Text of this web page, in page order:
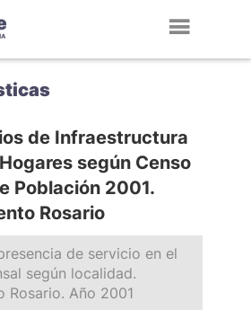
de Infraestructura
según Censo
Población 2001.
Rosario
de servicio en el
según localidad.
Rosario. Año 2001